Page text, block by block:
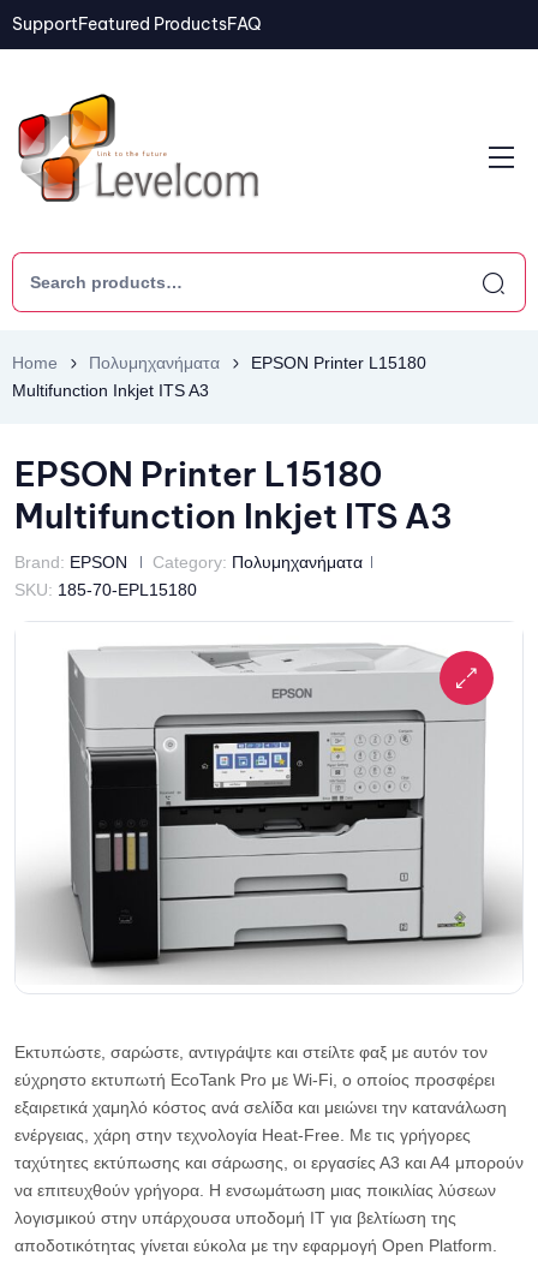
SupportFeatured ProductsFAQ
Home Πολυμηχανήματα
EPSON Printer L15180
Multifunction Inkjet ITS A3
EPSON Printer L15180
Multifunction Inkjet ITS A3
Brand: EPSON Category: Πολυμηχανήματα
SKU: 185-70-EPL15180
Εκτυπώστε, σαρώστε, αντιγράψτε και στείλτε φαξ με αυτόν τον
εύχρηστο εκτυπωτή EcoTank Pro με Wi-Fi, ο οποίος προσφέρει
εξαιρετικά χαμηλό κόστος ανά σελίδα και μειώνει την κατανάλωση
ενέργειας, χάρη στην τεχνολογία Heat-Free. Με τις γρήγορες
ταχύτητες εκτύπωσης και σάρωσης, οι εργασίες Α3 και Α4 μπορούν
να επιτευχθούν γρήγορα. Η ενσωμάτωση μιας ποικιλίας λύσεων
λογισμικού στην υπάρχουσα υποδομή IT για βελτίωση της
αποδοτικότητας γίνεται εύκολα με την εφαρμογή Open Platform.